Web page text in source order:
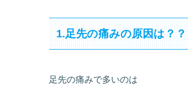
1.足先の痛みの原因は？？
足先の痛みで多いのは